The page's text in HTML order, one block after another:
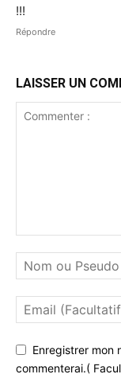
!!!
Répondre
LAISSER UN
Enregistrer mon
commenterai.(